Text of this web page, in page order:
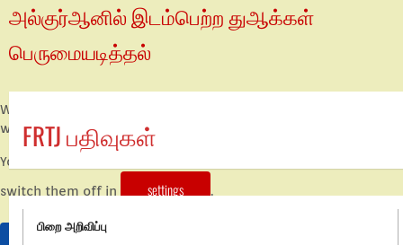
அல்குர்ஆனில் இடம்பெற்ற துஆக்கள்
பெருமையடித்தல்
FRTJ பதிவுகள்
பிறை அறிவிப்பு
We are using cookies to give you the best experience on our
website.
You can find out more about which cookies we are using or
switch them off in
settings .